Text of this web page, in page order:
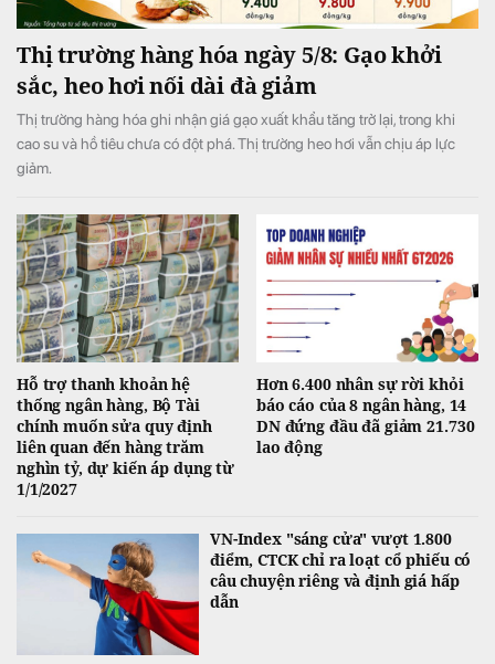
Thị trường hàng hóa ngày 5/8: Gạo khởi
sắc, heo hơi nối dài đà giảm
Thị trường hàng hóa ghi nhận giá gạo xuất khẩu tăng trở lại, trong khi
cao su và hồ tiêu chưa có đột phá. Thị trường heo hơi vẫn chịu áp lực
giảm.
Hỗ trợ thanh khoản hệ
thống ngân hàng, Bộ Tài
chính muốn sửa quy định
liên quan đến hàng trăm
nghìn tỷ, dự kiến áp dụng từ
1/1/2027
Hơn 6.400 nhân sự rời khỏi
báo cáo của 8 ngân hàng, 14
DN đứng đầu đã giảm 21.730
lao động
VN-Index "sáng cửa" vượt 1.800
điểm, CTCK chỉ ra loạt cổ phiếu có
câu chuyện riêng và định giá hấp
dẫn